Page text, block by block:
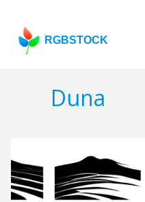
RGBSTOCK
Duna